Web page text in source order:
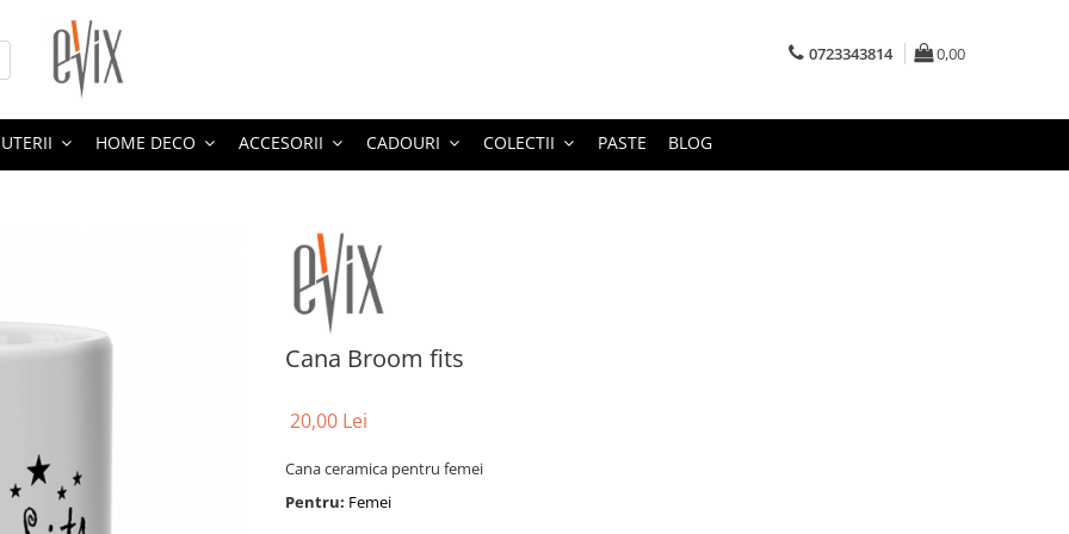
0723343814 0,00
HOME DECO ACCESORII CADOURI COLECTII PASTE BLOG
Cana Broom fits
20,00 Lei
Cana ceramica pentru femei
Pentru: Femei